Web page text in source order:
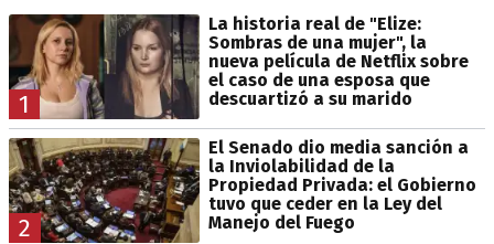
1
La historia real de "Elize:
Sombras de una mujer", la
nueva película de Netflix sobre
el caso de una esposa que
descuartizó a su marido
2
El Senado dio media sanción a
la Inviolabilidad de la
Propiedad Privada: el Gobierno
tuvo que ceder en la Ley del
Manejo del Fuego